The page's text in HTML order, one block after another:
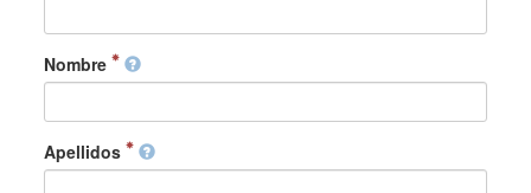
Nombre
Apellidos